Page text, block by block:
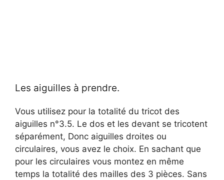
Les aiguilles à prendre.
Vous utilisez pour la totalité du tricot des
aiguilles n°3.5. Le dos et les devant se tricotent
séparément, Donc aiguilles droites ou
circulaires, vous avez le choix. En sachant que
pour les circulaires vous montez en même
temps la totalité des mailles des 3 pièces. Sans